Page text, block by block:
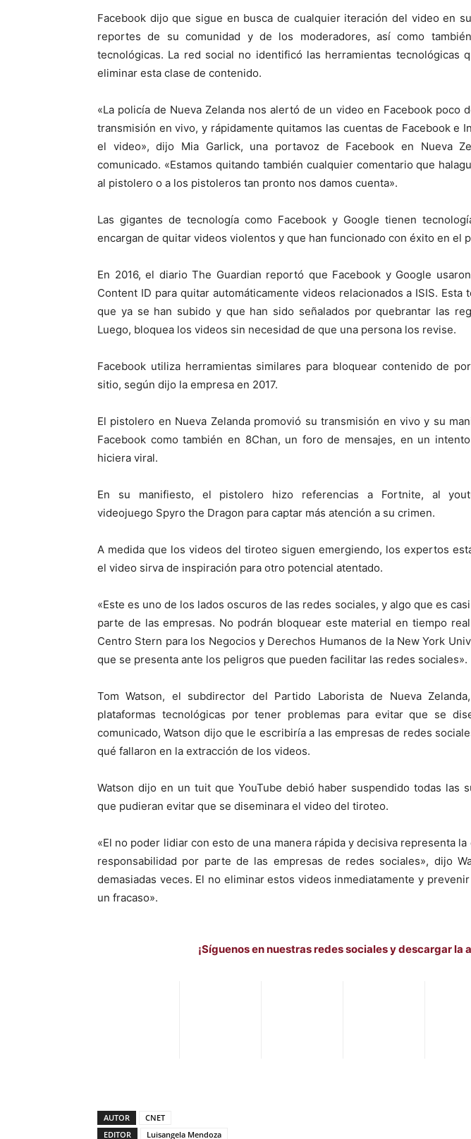
Facebook dijo que sigue en busca de cualquier iteración del video en
reportes de su comunidad y de los moderadores, así como
tecnológicas. La red social no identificó las herramientas tecnológicas
eliminar esta clase de contenido.
«La policía de Nueva Zelanda nos alertó de un video en Facebook poco
transmisión en vivo, y rápidamente quitamos las cuentas de Facebook e
el video», dijo Mia Garlick, una portavoz de Facebook en Nueva
comunicado. «Estamos quitando también cualquier comentario que
al pistolero o a los pistoleros tan pronto nos damos cuenta».
Las gigantes de tecnología como Facebook y Google tienen
encargan de quitar videos violentos y que han funcionado con éxito en el
En 2016, el diario The Guardian reportó que Facebook y Google
Content ID para quitar automáticamente videos relacionados a ISIS. Esta
que ya se han subido y que han sido señalados por quebrantar las
Luego, bloquea los videos sin necesidad de que una persona los revise.
Facebook utiliza herramientas similares para bloquear contenido de
sitio, según dijo la empresa en 2017.
El pistolero en Nueva Zelanda promovió su transmisión en vivo y su
Facebook como también en 8Chan, un foro de mensajes, en un
hiciera viral.
En su manifiesto, el pistolero hizo referencias a Fortnite, al
videojuego Spyro the Dragon para captar más atención a su crimen.
A medida que los videos del tiroteo siguen emergiendo, los expertos
el video sirva de inspiración para otro potencial atentado.
«Este es uno de los lados oscuros de las redes sociales, y algo que es
parte de las empresas. No podrán bloquear este material en tiempo
Centro Stern para los Negocios y Derechos Humanos de la New York
que se presenta ante los peligros que pueden facilitar las redes sociales».
Tom Watson, el subdirector del Partido Laborista de Nueva
plataformas tecnológicas por tener problemas para evitar que se
comunicado, Watson dijo que le escribiría a las empresas de redes
qué fallaron en la extracción de los videos.
Watson dijo en un tuit que YouTube debió haber suspendido todas las
que pudieran evitar que se diseminara el video del tiroteo.
«El no poder lidiar con esto de una manera rápida y decisiva representa
responsabilidad por parte de las empresas de redes sociales», dijo
demasiadas veces. El no eliminar estos videos inmediatamente y
un fracaso».
¡Síguenos en nuestras redes sociales y descargar la
AUTOR
CNET
EDITOR
Luisangela Mendoza